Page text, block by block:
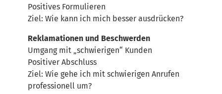
Positives Formulieren
Ziel: Wie kann ich mich besser ausdrücken?
Reklamationen und Beschwerden
Umgang mit „schwierigen“ Kunden
Positiver Abschluss
Ziel: Wie gehe ich mit schwierigen Anrufen
professionell um?